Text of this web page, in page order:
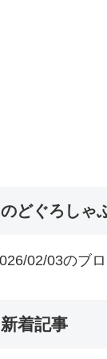
のどぐろしゃ
02/03のブ
新着記事